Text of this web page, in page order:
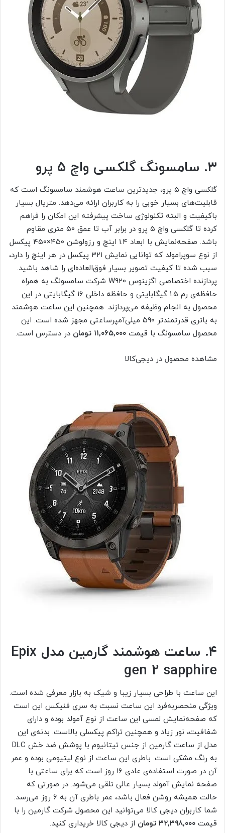
۳. سامسونگ گلکسی واچ ۵ پرو
گلکسی واچ ۵ پرو، جدیدترین ساعت هوشمند سامسونگ است که
قابلیت‌های بسیار خوبی را به کاربران ارائه می‌دهد. متریال بسیار
با‌کیفیت و البته تکنولوژی ساخت پیشرفته این امکان را فراهم
کرده تا گلکسی واچ ۵ پرو در برابر آب تا عمق ۵۰ متری مقاوم
باشد. صفحه‌نمایش با ابعاد ۱.۴ اینچ و رزولوشن ۴۵۰×۴۵۰ پیکسل
از نوع سوپر‌امولد که توانایی نمایش ۳۲۱ پیکسل در هر اینچ را دارد،
سبب شده تا کیفیت تصویر بسیار فوق‌العاده‌ای را شاهد باشید.
پردازنده اختصاصی اگزینوس W920 شرکت سامسونگ به همراه
حافظه‌ی رم ۱.۵ گیگابایتی و حافظه داخلی ۱۶ گیگابایتی در این
محصول به انجام وظیفه می‌پردازند. همچنین این ساعت هوشمند
به باتری قدرتمند‌تر ۵۹۰ میلی‌آمپر‌ساعتی مجهز شده است. این
محصول سامسونگ با قیمت
۱۱,۰۶۵,۰۰۰ تومان در دسترس است.
مشاهده محصول در دیجی‌کالا
۴. ساعت هوشمند گارمین مدل Epix
gen 2 sapphire
این ساعت با طراحی بسیار زیبا و شیک به بازار معرفی شده است.
ویژگی منحصربه‌فرد این ساعت نسبت به سری فنیکس این است
که صفحه‌نمایش لمسی این ساعت از نوع آمولد بوده و دارای
شفافیت، نور زیاد و همچنین تراکم پیکسلی بالاست. بدنه‌ی این
مدل از ساعت گارمین از جنس تیتانیوم با پوشش ضد خش DLC
به رنگ مشکی است. باطری این ساعت از نوع لیتیومی بوده و عمر
آن در صورت استفاده‌ی عادی ۱۶ روز است که برای ساعتی با
صفحه نمایش آمولد بسیار عالی تلقی می‌شود. در صورتی که
حالت همیشه روشن فعال باشد، عمر باطری آن به ۶ روز می‌رسد.
شما کاربران دیجی کالا می‌توانید این محصول شرکت گارمین را با
قیمت ۳۲,۳۹۸,۰۰۰ تومان از دیجی‌ کالا خریداری کنید.